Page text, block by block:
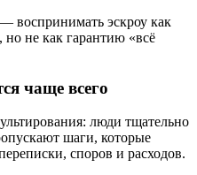
воспринимать эскроу как
но не как гарантию «всё
чаще всего
люди тщательно
шаги, которые
споров и расходов.